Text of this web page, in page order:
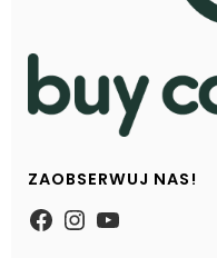
ZAOBSERWUJ NAS!
https://
Instagram
YouTube